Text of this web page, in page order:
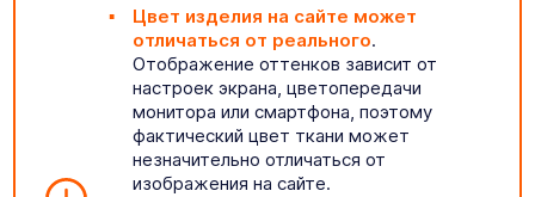
Цвет изделия на сайте может
отличаться от реального.
Отображение оттенков зависит от
настроек экрана, цветопередачи
монитора или смартфона, поэтому
фактический цвет ткани может
незначительно отличаться от
изображения на сайте.